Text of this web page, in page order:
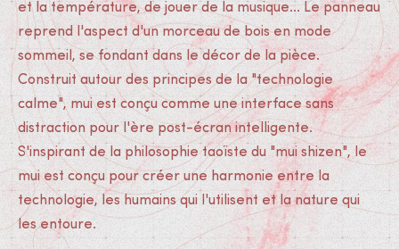
et la température, de jouer de la musique... Le panneau
reprend l'aspect d'un morceau de bois en mode
sommeil, se fondant dans le décor de la pièce.
Construit autour des principes de la "technologie
calme", mui est conçu comme une interface sans
distraction pour l'ère post-écran intelligente.
S'inspirant de la philosophie taoïste du "mui shizen", le
mui est conçu pour créer une harmonie entre la
technologie, les humains qui l'utilisent et la nature qui
les entoure.